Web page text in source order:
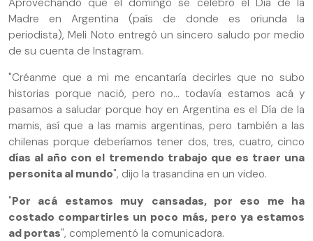
Madre en Argentina (país de donde es oriunda la
periodista), Meli Noto entregó un sincero saludo por medio
de su cuenta de Instagram.
"Créanme que a mi me encantaría decirles que no subo
historias porque nació, pero no... todavía estamos acá y
pasamos a saludar porque hoy en Argentina es el Día de la
mamis, así que a las mamis argentinas, pero también a las
chilenas porque deberíamos tener dos, tres, cuatro, cinco
días al año con el tremendo trabajo que es traer una
personita al mundo", dijo la trasandina en un video.
"Por acá estamos muy cansadas, por eso me ha
costado compartirles un poco más, pero ya estamos
ad portas", complementó la comunicadora.